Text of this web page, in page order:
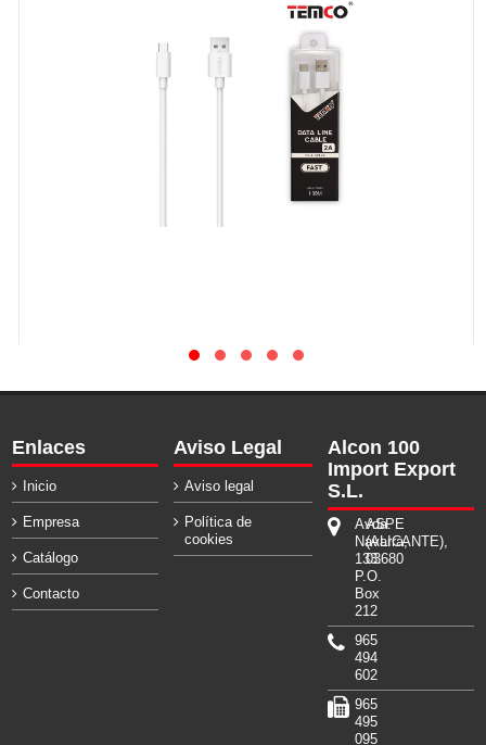
Enlaces
Inicio
Empresa
Catálogo
Contacto
Aviso Legal
Aviso legal
Política de
cookies
Alcon 100
Import Export
S.L.
Avda.
Navarra,
133.
P.O.
Box
212
ASPE
(ALICANTE),
03680
965
494
602
965
495
095